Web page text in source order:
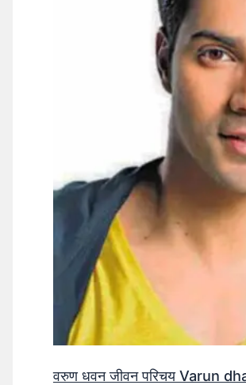
वरुण धवन जीवन परिचय Varun